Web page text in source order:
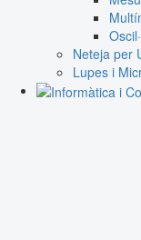
Neteja per
Lupes i